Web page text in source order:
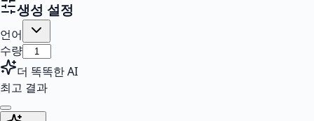
생성 설정
언어
수량
더 똑똑한 AI
최고 결과